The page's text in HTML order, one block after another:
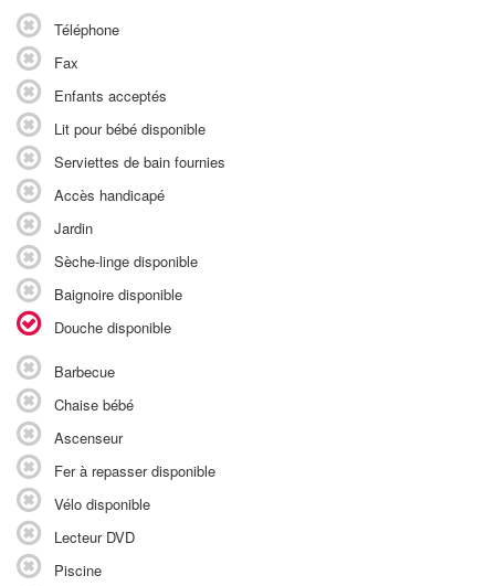
Téléphone
Fax
Enfants acceptés
Lit pour bébé disponible
Serviettes de bain fournies
Accès handicapé
Jardin
Sèche-linge disponible
Baignoire disponible
Douche disponible
Barbecue
Chaise bébé
Ascenseur
Fer à repasser disponible
Vélo disponible
Lecteur DVD
Piscine